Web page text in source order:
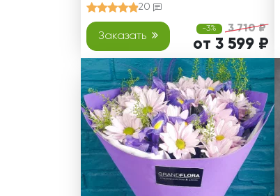
20
Заказать
-3% 3 710 ₽
от 3 599 ₽